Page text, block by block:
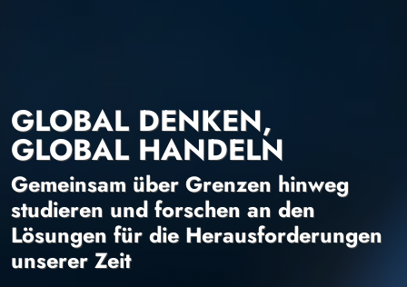
GLOBAL DENKEN,
GLOBAL HANDELN
Gemeinsam über Grenzen hinweg
studieren und forschen an den
Lösungen für die Herausforderungen
unserer Zeit